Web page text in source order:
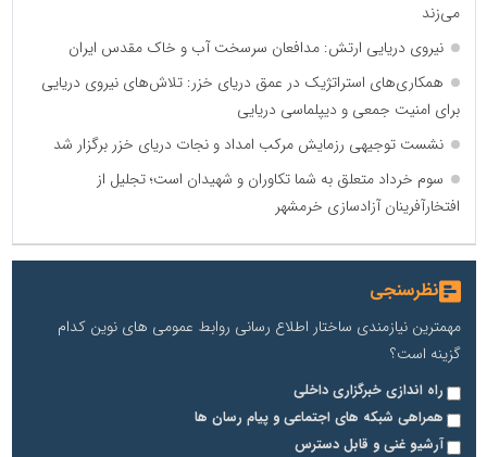
می‌زند
نیروی دریایی ارتش: مدافعان سرسخت آب و خاک مقدس ایران
همکاری‌های استراتژیک در عمق دریای خزر: تلاش‌های نیروی دریایی
برای امنیت جمعی و دیپلماسی دریایی
نشست توجیهی رزمایش مرکب امداد و نجات دریای خزر برگزار شد
سوم خرداد متعلق به شما تکاوران و شهیدان است؛ تجلیل از
افتخارآفرینان آزادسازی خرمشهر
نظرسنجی
مهمترین نیازمندی ساختار اطلاع رسانی روابط عمومی های نوین کدام
گزینه است؟
راه اندازی خبرگزاری داخلی
همراهی شبکه های اجتماعی و پیام رسان ها
آرشیو غنی و قابل دسترس